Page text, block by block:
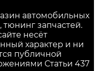
автомобильных
запчастей.
несёт
характер и ни
публичной
Статьи 437